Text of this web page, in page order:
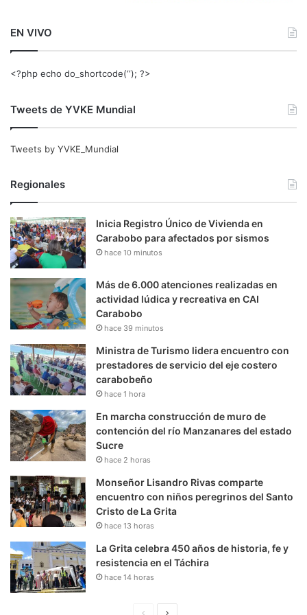
EN VIVO
<?php echo do_shortcode(‘‘); ?>
Tweets de YVKE Mundial
Tweets by YVKE_Mundial
Regionales
Inicia Registro Único de Vivienda en
Carabobo para afectados por sismos
hace 10 minutos
Más de 6.000 atenciones realizadas en
actividad lúdica y recreativa en CAI
Carabobo
hace 39 minutos
Ministra de Turismo lidera encuentro con
prestadores de servicio del eje costero
carabobeño
hace 1 hora
En marcha construcción de muro de
contención del río Manzanares del estado
Sucre
hace 2 horas
Monseñor Lisandro Rivas comparte
encuentro con niños peregrinos del Santo
Cristo de La Grita
hace 13 horas
La Grita celebra 450 años de historia, fe y
resistencia en el Táchira
hace 14 horas